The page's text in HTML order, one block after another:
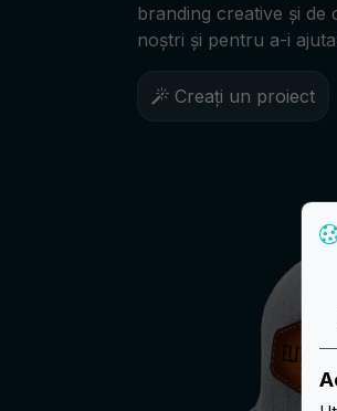
branding creative și
noștri și pentru a-i
Creați un proiect